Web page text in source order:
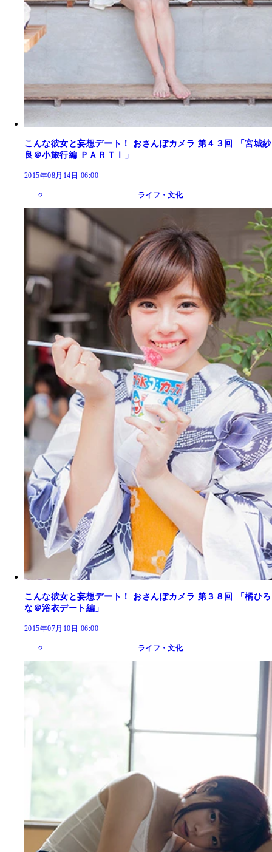
こんな彼女と妄想デート！ おさんぽカメラ 第４３回 「宮城紗
良＠小旅行編 ＰＡＲＴⅠ」
2015年08月14日 06:00
ライフ・文化
こんな彼女と妄想デート！ おさんぽカメラ 第３８回 「橘ひろ
な＠浴衣デート編」
2015年07月10日 06:00
ライフ・文化